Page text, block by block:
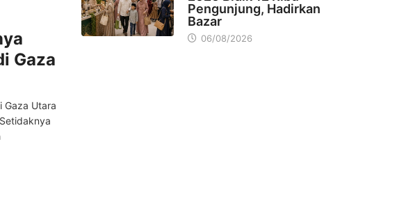
Gaza
Gaza Utara
Pengunjung, Hadirkan
Bazar
06/08/2026